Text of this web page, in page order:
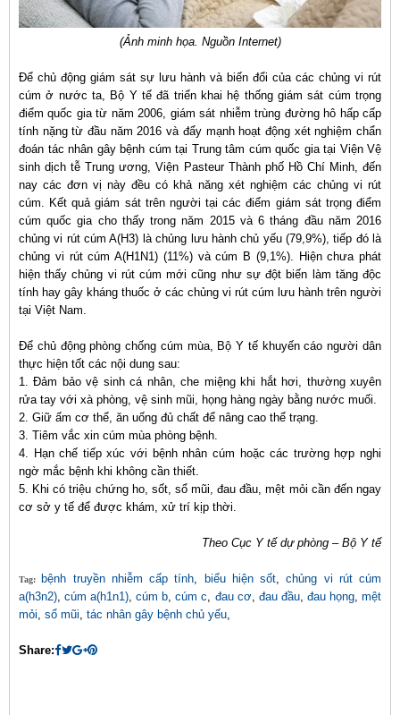
(Ảnh minh họa. Nguồn Internet)
Để chủ động giám sát sự lưu hành và biến đổi của các chủng vi rút
cúm ở nước ta, Bộ Y tế đã triển khai hệ thống giám sát cúm trọng
điểm quốc gia từ năm 2006, giám sát nhiễm trùng đường hô hấp cấp
tính nặng từ đầu năm 2016 và đẩy mạnh hoạt động xét nghiệm chẩn
đoán tác nhân gây bệnh cúm tại Trung tâm cúm quốc gia tại Viện Vệ
sinh dịch tễ Trung ương, Viện Pasteur Thành phố Hồ Chí Minh, đến
nay các đơn vị này đều có khả năng xét nghiệm các chủng vi rút
cúm. Kết quả giám sát trên người tại các điểm giám sát trọng điểm
cúm quốc gia cho thấy trong năm 2015 và 6 tháng đầu năm 2016
chủng vi rút cúm A(H3) là chủng lưu hành chủ yếu (79,9%), tiếp đó là
chủng vi rút cúm A(H1N1) (11%) và cúm B (9,1%). Hiện chưa phát
hiện thấy chủng vi rút cúm mới cũng như sự đột biến làm tăng độc
tính hay gây kháng thuốc ở các chủng vi rút cúm lưu hành trên người
tại Việt Nam.
Để chủ động phòng chống cúm mùa, Bộ Y tế khuyến cáo người dân
thực hiện tốt các nội dung sau:
1. Đảm bảo vệ sinh cá nhân, che miệng khi hắt hơi, thường xuyên
rửa tay với xà phòng, vệ sinh mũi, họng hàng ngày bằng nước muối.
2. Giữ ấm cơ thể, ăn uống đủ chất để nâng cao thể trạng.
3. Tiêm vắc xin cúm mùa phòng bệnh.
4. Hạn chế tiếp xúc với bệnh nhân cúm hoặc các trường hợp nghi
ngờ mắc bệnh khi không cần thiết.
5. Khi có triệu chứng ho, sốt, sổ mũi, đau đầu, mệt mỏi cần đến ngay
cơ sở y tế để được khám, xử trí kịp thời.
Theo Cục Y tế dự phòng – Bộ Y tế
Tag: bệnh truyền nhiễm cấp tính biểu hiện sốt ,chủng vi rút cúm
a(h3n2) ,cúm a(h1n1) ,cúm b ,cúm c đau cơ, đau đầu, đau họng,mệt
mỏi sổ mũi tác nhân gây bệnh chủ yếu
Share: